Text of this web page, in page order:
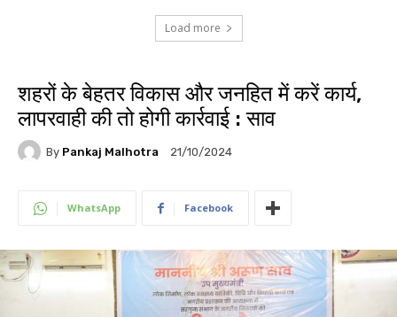
Load more
शहरों के बेहतर विकास और जनहित में करें कार्य,
लापरवाही की तो होगी कार्रवाई : साव
By Pankaj Malhotra 21/10/2024
WhatsApp Facebook